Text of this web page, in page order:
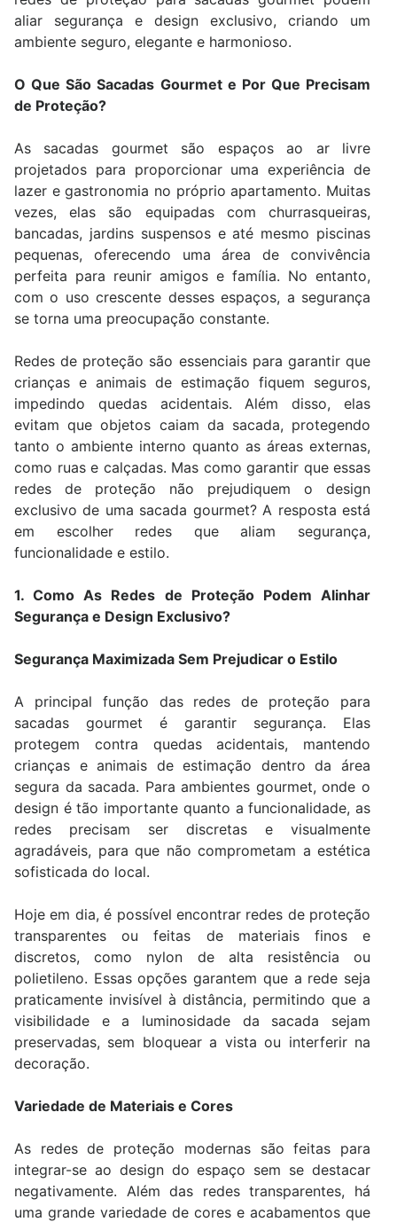
aliar segurança e design exclusivo, criando um
ambiente seguro, elegante e harmonioso.
O Que São Sacadas Gourmet e Por Que Precisam
de Proteção?
As sacadas gourmet são espaços ao ar livre
projetados para proporcionar uma experiência de
lazer e gastronomia no próprio apartamento. Muitas
vezes, elas são equipadas com churrasqueiras,
bancadas, jardins suspensos e até mesmo piscinas
pequenas, oferecendo uma área de convivência
perfeita para reunir amigos e família. No entanto,
com o uso crescente desses espaços, a segurança
se torna uma preocupação constante.
Redes de proteção são essenciais para garantir que
crianças e animais de estimação fiquem seguros,
impedindo quedas acidentais. Além disso, elas
evitam que objetos caiam da sacada, protegendo
tanto o ambiente interno quanto as áreas externas,
como ruas e calçadas. Mas como garantir que essas
redes de proteção não prejudiquem o design
exclusivo de uma sacada gourmet? A resposta está
em escolher redes que aliam segurança,
funcionalidade e estilo.
1. Como As Redes de Proteção Podem Alinhar
Segurança e Design Exclusivo?
Segurança Maximizada Sem Prejudicar o Estilo
A principal função das redes de proteção para
sacadas gourmet é garantir segurança. Elas
protegem contra quedas acidentais, mantendo
crianças e animais de estimação dentro da área
segura da sacada. Para ambientes gourmet, onde o
design é tão importante quanto a funcionalidade, as
redes precisam ser discretas e visualmente
agradáveis, para que não comprometam a estética
sofisticada do local.
Hoje em dia, é possível encontrar redes de proteção
transparentes ou feitas de materiais finos e
discretos, como nylon de alta resistência ou
polietileno. Essas opções garantem que a rede seja
praticamente invisível à distância, permitindo que a
visibilidade e a luminosidade da sacada sejam
preservadas, sem bloquear a vista ou interferir na
decoração.
Variedade de Materiais e Cores
As redes de proteção modernas são feitas para
integrar-se ao design do espaço sem se destacar
negativamente. Além das redes transparentes, há
uma grande variedade de cores e acabamentos que